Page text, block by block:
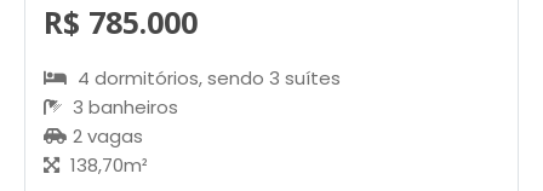
R$ 785.000
4 dormitórios, sendo 3 suítes
3 banheiros
2 vagas
138,70m²